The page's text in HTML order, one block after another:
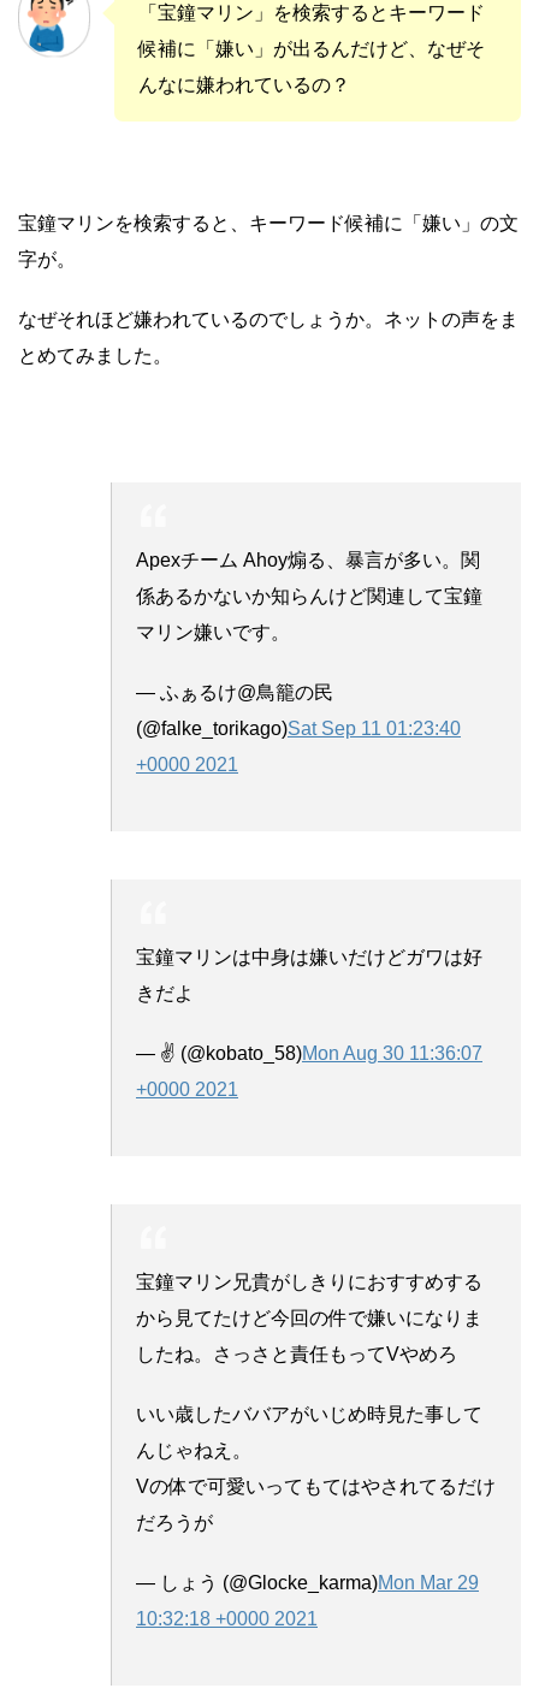
「宝鐘マリン」を検索するとキーワード
候補に「嫌い」が出るんだけど、なぜそ
んなに嫌われているの？
宝鐘マリンを検索すると、キーワード候補に「嫌い」の文
字が。
なぜそれほど嫌われているのでしょうか。ネットの声をま
とめてみました。
Apexチーム Ahoy煽る、暴言が多い。関
係あるかないか知らんけど関連して宝鐘
マリン嫌いです。
— ふぁるけ@鳥籠の民
(@falke_torikago)Sat Sep 11 01:23:40
+0000 2021
宝鐘マリンは中身は嫌いだけどガワは好
きだよ
— ✌️ (@kobato_58)Mon Aug 30 11:36:07
+0000 2021
宝鐘マリン兄貴がしきりにおすすめする
から見てたけど今回の件で嫌いになりま
したね。さっさと責任もってVやめろ
いい歳したババアがいじめ時見た事して
んじゃねえ。
Vの体で可愛いってもてはやされてるだけ
だろうが
— しょう (@Glocke_karma)Mon Mar 29
10:32:18 +0000 2021